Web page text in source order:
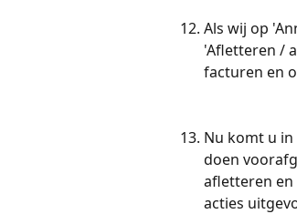
Als wij op
'Afletteren /
facturen en
Nu komt u
doen
afletteren en
acties